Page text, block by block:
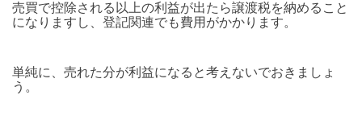
売買で控除される以上の利益が出たら譲渡税を納めること
になりますし、登記関連でも費用がかかります。
単純に、売れた分が利益になると考えないでおきましょ
う。